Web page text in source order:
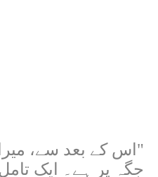
"اس کے بعد سے،
جگہ پر ہے۔ ایک